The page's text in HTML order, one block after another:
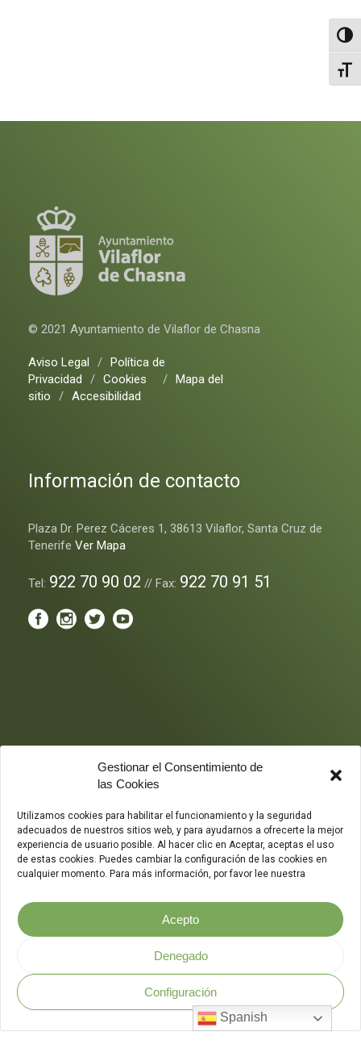
Gestionar el Consentimiento de
las Cookies
Utilizamos cookies para habilitar el funcionamiento y la seguridad
adecuados de nuestros sitios web, y para ayudarnos a ofrecerte la mejor
experiencia de usuario posible. Al hacer clic en Aceptar, aceptas el uso
de estas cookies. Puedes cambiar la configuración de las cookies en
cualquier momento. Para más información, por favor lee nuestra
Acepto
Denegado
Configuración
© 2021 Ayuntamiento de Vilaflor de Chasna
Aviso Legal / Política de
Privacidad
/ Cookies / Mapa del
sitio
/ Accesibilidad
Información de contacto
Plaza Dr. Perez Cáceres 1, 38613 Vilaflor, Santa Cruz de
Tenerife Ver Mapa
Tel: 922 70 90 02 // Fax: 922 70 91 51
Política de Seguridad
Spanish